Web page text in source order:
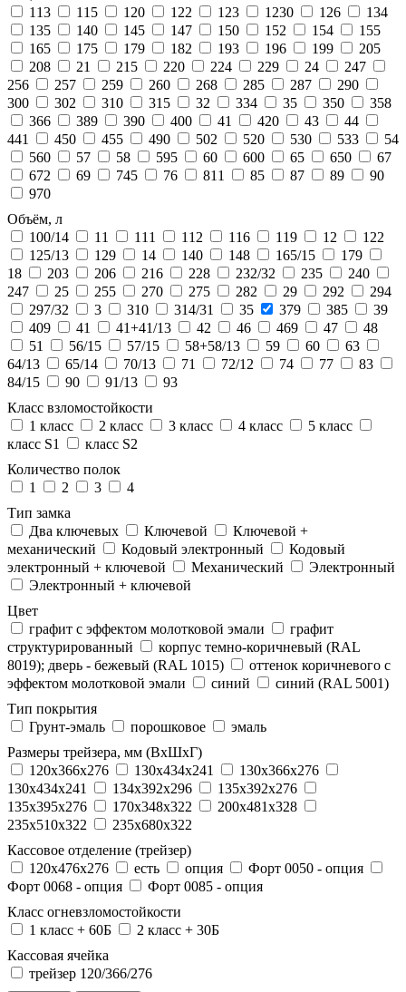
113
115 120 122 123 1230 126
134
135
140 145 147 150 152 154
155
165
175 179 182 193 196 199
205
208
21 215 220 224 229 24
247
256
257 259 260 268 285 287
290
300
302 310 315 32 334 35 350
358
366
389 390 400 41 420 43
44
441
450 455 490 502 520 530 533
54
560
57 58 595 60 600 65 650
67
672
69 745 76 811 85 87 89
90
970
Объём, л
100/14
11 111 112 116 119 12
122
125/13
129 14 140 148 165/15
179
18
203 206 216 228 232/32 235
240
247
25 255 270 275 282 29 292
294
297/32
3 310 314/31 35 379 385
39
409
41 41+41/13 42 46 469 47
48
51
56/15 57/15 58+58/13 59 60
63
64/13
65/14 70/13 71 72/12 74 77
83
84/15
90 91/13
93
Класс взломостойкости
1 класс
2 класс 3 класс 4 класс
5 класс
класс S1
класс S2
Количество полок
1
2 3
4
Тип замка
Два ключевых
Ключевой
Ключевой +
механический
Кодовый электронный
Кодовый
электронный + ключевой
Механический
Электронный
Электронный + ключевой
Цвет
графит с эффектом молотковой эмали
графит
структурированный
корпус темно-коричневый (RAL
8019); дверь - бежевый (RAL 1015)
оттенок коричневого с
эффектом молотковой эмали
синий
синий (RAL 5001)
Тип покрытия
Грунт-эмаль
порошковое
эмаль
Размеры трейзера, мм (ВхШхГ)
120x366x276
130x434x241
130х366х276
130х434х241
134x392x296
135x392x276
135x395x276
170x348x322
200x481x328
235x510x322
235x680x322
Кассовое отделение (трейзер)
120х476х276
есть опция
Форт 0050 - опция
Форт 0068 - опция
Форт 0085 - опция
Класс огневзломостойкости
1 класс + 60Б
2 класс + 30Б
Кассовая ячейка
трейзер 120/366/276